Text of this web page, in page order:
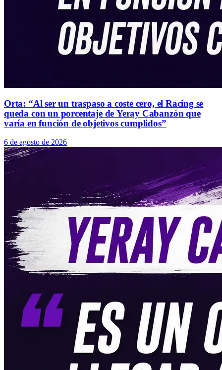
Orta: “Al ser un traspaso a coste cero, el Racing se
queda con un porcentaje de Yeray Cabanzón que
varía en función de objetivos cumplidos”
6 de agosto de 2026